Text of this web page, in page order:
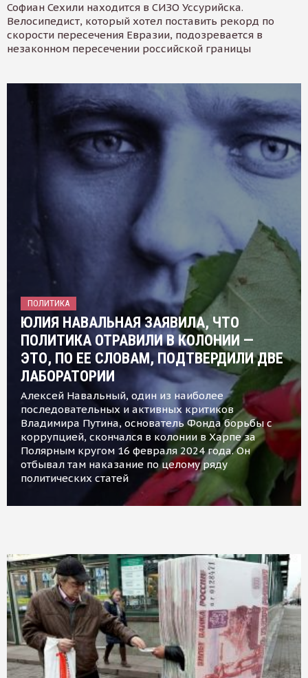
Софиан Сехили находится в СИЗО Уссурийска.
Велосипедист, который хотел поставить рекорд по
скорости пересечения Евразии, подозревается в
незаконном пересечении российской границы
ПОЛИТИКА
ЮЛИЯ НАВАЛЬНАЯ ЗАЯВИЛА, ЧТО
ПОЛИТИКА ОТРАВИЛИ В КОЛОНИИ —
ЭТО, ПО ЕЕ СЛОВАМ, ПОДТВЕРДИЛИ ДВЕ
ЛАБОРАТОРИИ
Алексей Навальный, один из наиболее
последовательных и активных критиков
Владимира Путина, основатель Фонда борьбы с
коррупцией, скончался в колонии в Харпе за
Полярным кругом 16 февраля 2024 года. Он
отбывал там наказание по целому ряду
политических статей